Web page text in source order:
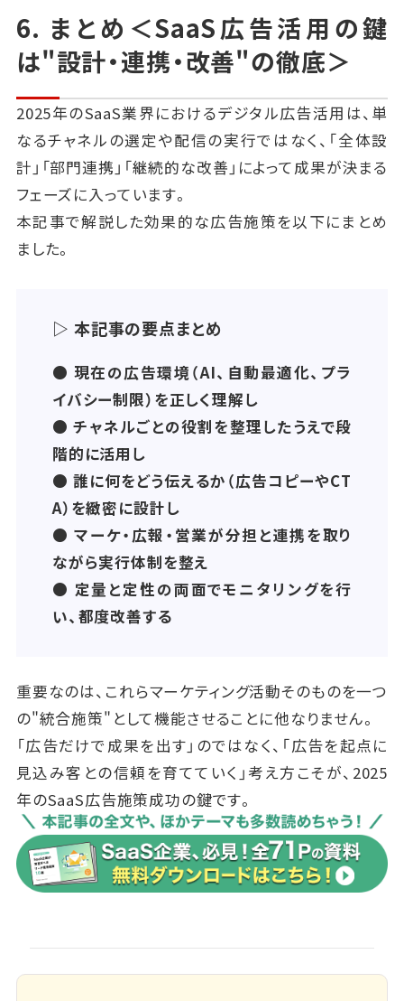
各チャネルのCPAを比較し、費用対効果の良い媒体に
重点を移す
改善は一度きりではなく、定期的なテスト・振り返りを
通じて積み重ねていくものです。
● 評価は「短期」と「中長期」の両面か
ら
広告は短期での即効性が期待されがちですが、BtoB
のSaaSでは特に中長期的な信頼形成や認知の蓄積が
◆ 「指名検索数が増えた」
といった効果は、広告接触から数週間〜数か月後に表
れることもあります。
したがって、週次や月次の短期的なKPIと、四半期単位
での定性的振り返りを組み合わせて、バランスよく評
価することが大切です。
6. まとめ＜SaaS広告活用の鍵
は"設計・連携・改善"の徹底＞
2025年のSaaS業界におけるデジタル広告活用は、単
なるチャネルの選定や配信の実行ではなく、「全体設
計」「部門連携」「継続的な改善」によって成果が決まる
フェーズに入っています。
本記事で解説した効果的な広告施策を以下にまとめ
ました。
▷ 本記事の要点まとめ
● 現在の広告環境（AI、自動最適化、プラ
イバシー制限）を正しく理解し
● チャネルごとの役割を整理したうえで段
階的に活用し
● 誰に何をどう伝えるか（広告コピーやCT
A）を緻密に設計し
● マーケ・広報・営業が分担と連携を取り
ながら実行体制を整え
● 定量と定性の両面でモニタリングを行
い、都度改善する
重要なのは、これらマーケティング活動そのものを一つ
の"統合施策"として機能させることに他なりません。
「広告だけで成果を出す」のではなく、「広告を起点に
見込み客との信頼を育てていく」考え方こそが、2025
年のSaaS広告施策成功の鍵です。